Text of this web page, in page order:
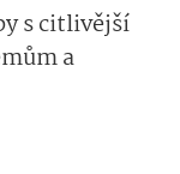
s citlivější
a